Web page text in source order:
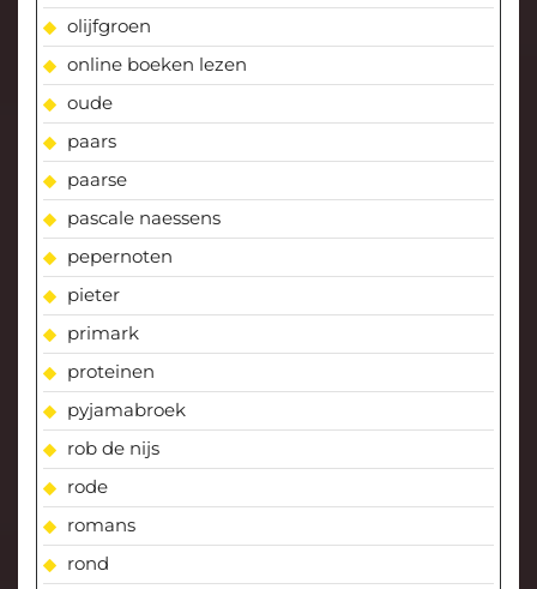
olijfgroen
online boeken lezen
oude
paars
paarse
pascale naessens
pepernoten
pieter
primark
proteinen
pyjamabroek
rob de nijs
rode
romans
rond